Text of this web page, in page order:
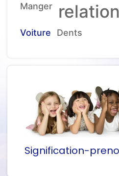
Manger
Voiture Dents
Signification-